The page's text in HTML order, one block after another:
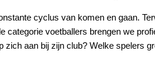
cyclus van komen en gaan.
categorie voetballers brengen we
zich aan bij zijn club? Welke spelers